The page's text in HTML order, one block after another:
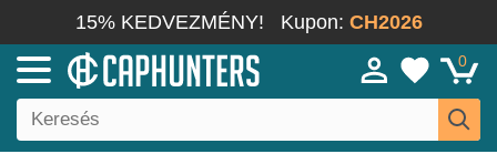
15% KEDVEZMÉNY! Kupon: CH2026
0